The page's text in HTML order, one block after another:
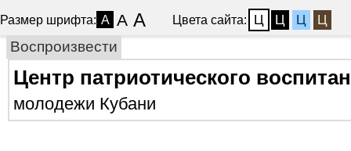
Размер шрифта: A A A Цвета сайта: Ц Ц Ц Ц
Воспроизвести
Центр патриотического
молодежи Кубани